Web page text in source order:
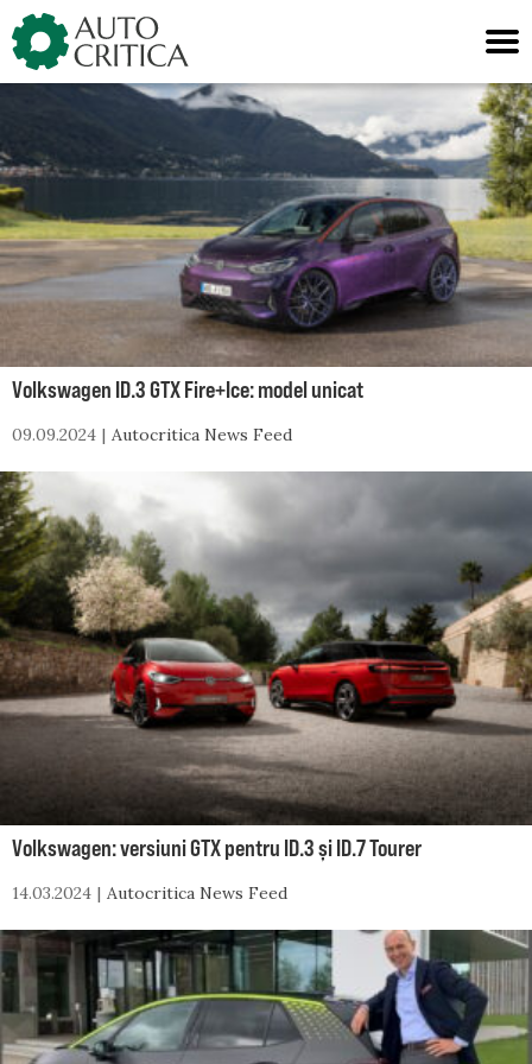
Skip
to
content
Volkswagen ID.3 GTX Fire+Ice: model unicat
09.09.2024 Autocritica News Feed
Volkswagen: versiuni GTX pentru ID.3 și ID.7 Tourer
14.03.2024 Autocritica News Feed